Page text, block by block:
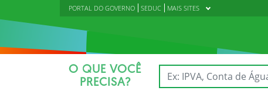
PORTAL DO GOVERNO SEDUC MAIS SITES
O QUE VOCÊ
PRECISA?